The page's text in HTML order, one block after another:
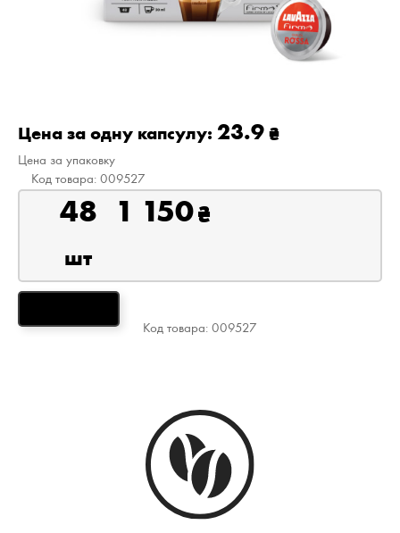
Цена за одну капсулу: 23.9
Цена за упаковку
009527
48 1 150 ₴
009527